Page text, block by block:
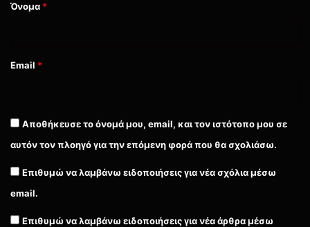
Όνομα *
Email *
Αποθήκευσε το όνομά μου, email, και τον ιστότοπο μου σε
αυτόν τον πλοηγό για την επόμενη φορά που θα σχολιάσω.
Επιθυμώ να λαμβάνω ειδοποιήσεις για νέα σχόλια μέσω
email.
Επιθυμώ να λαμβάνω ειδοποιήσεις για νέα άρθρα μέσω